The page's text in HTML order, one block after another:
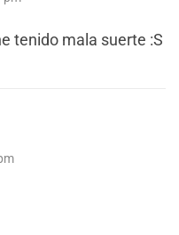
tenido mala suerte :S